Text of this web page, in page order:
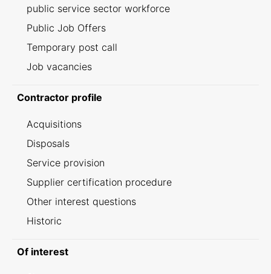
public service sector workforce
Public Job Offers
Temporary post call
Job vacancies
Contractor profile
Acquisitions
Disposals
Service provision
Supplier certification procedure
Other interest questions
Historic
Of interest